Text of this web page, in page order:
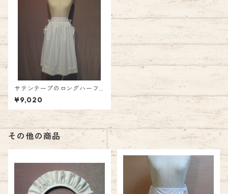
サテンテープのロングハーフ
エプロン
¥9,020
その他の商品